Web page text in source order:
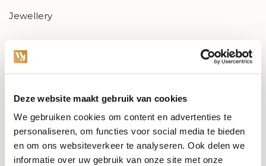
Deze website maakt gebruik van cookies
We gebruiken cookies om content en advertenties te
personaliseren, om functies voor social media te bieden
en om ons websiteverkeer te analyseren. Ook delen we
informatie over uw gebruik van onze site met onze
Jewellery
PRE-OWNED
Luxury Accessories
Maatwerk
Gents Jewelry